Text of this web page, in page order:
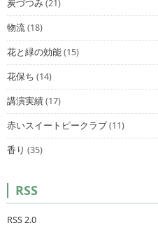
炭づつみ(21)
物流(18)
花と緑の効能(15)
花保ち (14)
講演実績(17)
赤いスイートピークラブ(11)
香り (35)
RSS
RSS 2.0